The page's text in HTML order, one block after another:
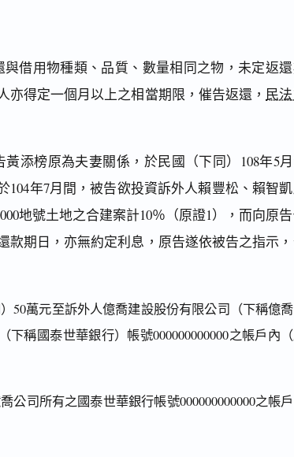
借用物種類、品質、數量相同之物，未定返
得定一個月以上之相當期限，催告返還， 民
添榜原為夫妻關係，於民國（下同）108年5
104年7月間，被告欲投資訴外人賴豐松、賴智
地號土地之合建案計10％（原證1），而向原
款期日，亦無約定利息，原告遂依被告之指示
50萬元至訴外人億喬建設股份有限公司（下稱億
下稱國泰世華銀行）帳號000000000000之帳戶內
公司所有之國泰世華銀行帳號000000000000之帳